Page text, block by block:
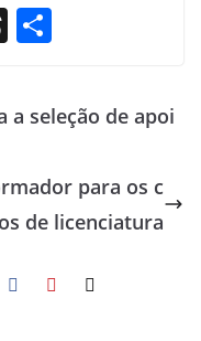
T
a
s
ar
e
a seleção de apoi
para os c
de licenciatura